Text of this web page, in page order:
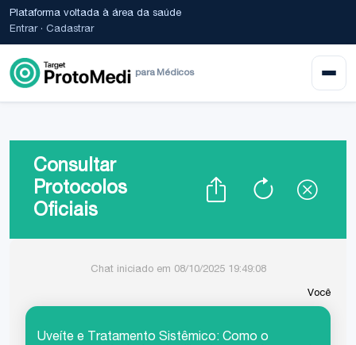
Plataforma voltada à área da saúde
Entrar· Cadastrar
para Médicos
Consultar
Protocolos
Oficiais
Chat iniciado em 08/10/2025 19:49:08
Você
Uveíte e Tratamento Sistêmico: Como o